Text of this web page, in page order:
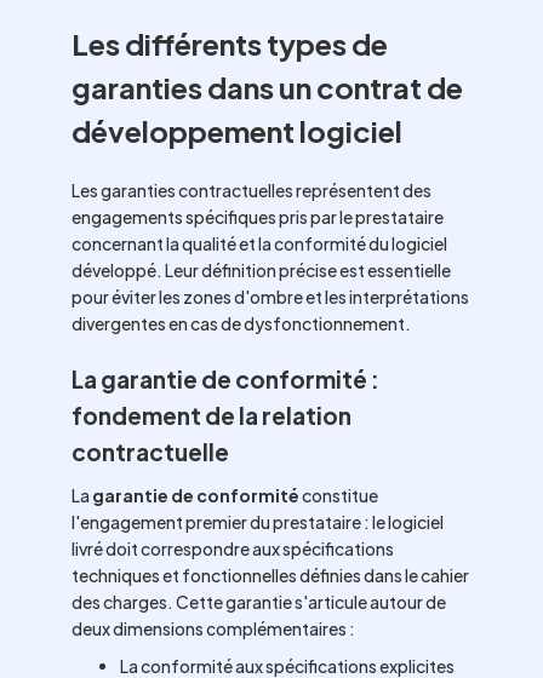
Les différents types de
garanties dans un contrat de
développement logiciel
Les garanties contractuelles représentent des
engagements spécifiques pris par le prestataire
concernant la qualité et la conformité du logiciel
développé. Leur définition précise est essentielle
pour éviter les zones d'ombre et les interprétations
divergentes en cas de dysfonctionnement.
La garantie de conformité :
fondement de la relation
contractuelle
La garantie de conformitéconstitue
l'engagement premier du prestataire : le logiciel
livré doit correspondre aux spécifications
techniques et fonctionnelles définies dans le cahier
des charges. Cette garantie s'articule autour de
deux dimensions complémentaires :
La conformité aux spécifications explicites